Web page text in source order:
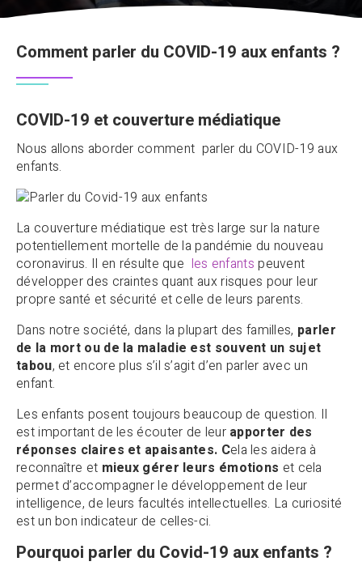
Comment parler du COVID-19 aux enfants ?
COVID-19 et couverture médiatique
Nous allons aborder comment parler du COVID-19 aux
enfants.
La couverture médiatique est très large sur la nature
potentiellement mortelle de la pandémie du nouveau
coronavirus. Il en résulte que les enfants peuvent
développer des craintes quant aux risques pour leur
propre santé et sécurité et celle de leurs parents.
Dans notre société, dans la plupart des familles, parler
de la mort ou de la maladie est souvent un sujet
tabou, et encore plus s’il s’agit d’en parler avec un
enfant.
Les enfants posent toujours beaucoup de question. Il
est important de les écouter de leur apporter des
réponses claires et apaisantes. Cela les aidera à
reconnaître et mieux gérer leurs émotions et cela
permet d’accompagner le développement de leur
intelligence, de leurs facultés intellectuelles. La curiosité
est un bon indicateur de celles-ci.
Pourquoi parler du Covid-19 aux enfants ?